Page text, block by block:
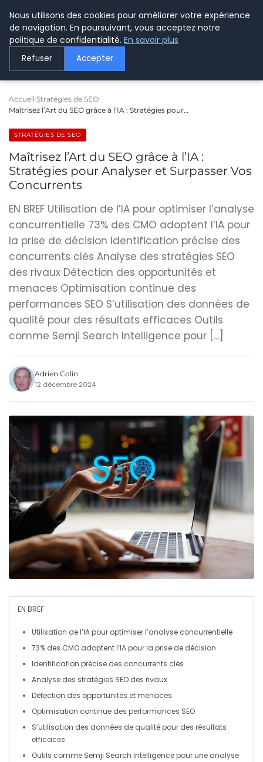
LE WEBMARKETING
Accueil Stratégies de SEO
Maîtrisez l’Art du SEO grâce à l’IA : Stratégies pour…
STRATÉGIES DE SEO
Maîtrisez l’Art du SEO grâce à l’IA :
Stratégies pour Analyser et Surpasser Vos
Concurrents
EN BREF Utilisation de l’IA pour optimiser l’analyse
concurrentielle 73% des CMO adoptent l’IA pour
la prise de décision Identification précise des
concurrents clés Analyse des stratégies SEO
des rivaux Détection des opportunités et
menaces Optimisation continue des
performances SEO S’utilisation des données de
qualité pour des résultats efficaces Outils
comme Semji Search Intelligence pour […]
Adrien Colin
12 décembre 2024
EN BREF
Utilisation de l’IApour optimiser l’analyse concurrentielle
73% des CMO adoptent l’IApour la prise de décision
Identification précise des concurrents clés
Analyse des stratégies SEO des rivaux
Détection des opportunités etmenaces
Optimisation continue des performances SEO
S’utilisation des données de qualitépour des résultats
efficaces
Outils comme Semji Search Intelligencepour une analyse
Nous utilisons des cookies pour améliorer votre expérience
de navigation. En poursuivant, vous acceptez notre
politique de confidentialité. En savoir plus
Refuser Accepter